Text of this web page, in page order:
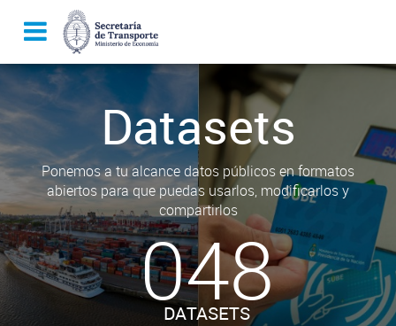
Datasets
Ponemos a tu alcance datos públicos en formatos
abiertos para que puedas usarlos, modificarlos y
compartirlos
048
DATASETS